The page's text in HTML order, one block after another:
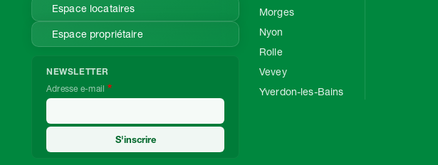
Espace locataires
Espace propriétaire
NEWSLETTER
Adresse e-mail
Morges
Nyon
Rolle
Vevey
Yverdon-les-Bains